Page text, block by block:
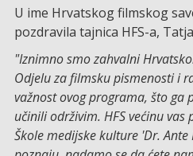
U ime Hrvatskog filmskog
pozdravila tajnica HFS-a,
"Iznimno smo zahvalni
Odjelu za filmsku pismenosti i
važnost ovog programa, što ga
učinili održivim. HFS većinu
Škole medijske kulture 'Dr.